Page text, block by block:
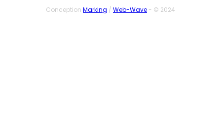
Conception Marking / Web-Wave - © 2024